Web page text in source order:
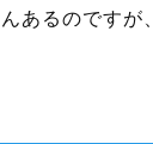
あるのですが